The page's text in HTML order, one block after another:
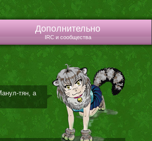
Дополнительно
IRC и сообщества
тян, а